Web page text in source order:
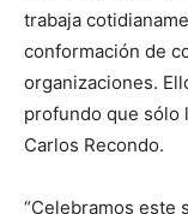
trabaja
conformación de
organizaciones.
profundo que sólo
Carlos Recondo.
“Celebramos este